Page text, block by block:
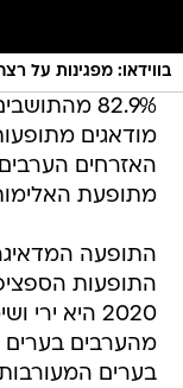
בווידאו: מפגינות על
82.9%
מודאגים
מתופעת האלימות, ו-74% היו
התופעה
התופעות
בערים